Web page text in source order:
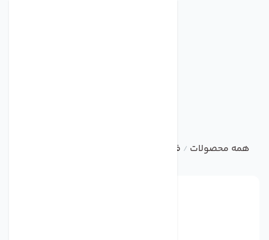
همه محصولات / فن فوروارد با ورودی دو طرفه سری BEF